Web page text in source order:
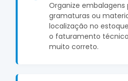
Organize embalagens
gramaturas ou
localização no
o faturamento
muito correto.